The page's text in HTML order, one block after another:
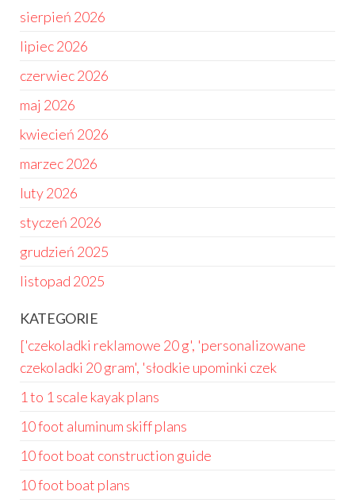
sierpień 2026
lipiec 2026
czerwiec 2026
maj 2026
kwiecień 2026
marzec 2026
luty 2026
styczeń 2026
grudzień 2025
listopad 2025
KATEGORIE
['czekoladki reklamowe 20 g', 'personalizowane
czekoladki 20 gram', 'słodkie upominki czek
1 to 1 scale kayak plans
10 foot aluminum skiff plans
10 foot boat construction guide
10 foot boat plans